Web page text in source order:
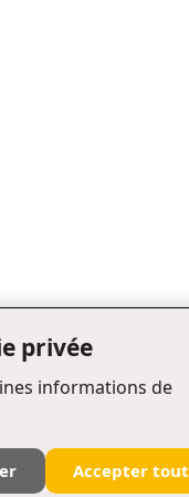
privée
informations de
Accepter tout